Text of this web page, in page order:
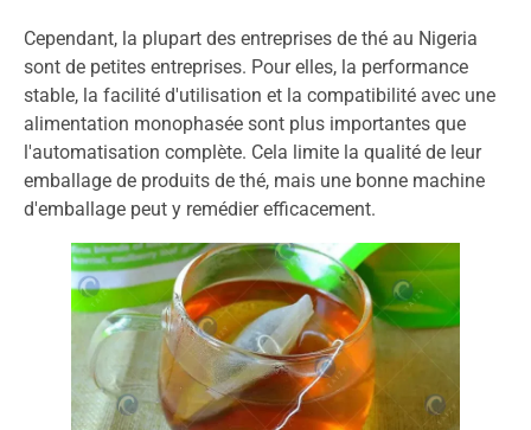
Cependant, la plupart des entreprises de thé au Nigeria
sont de petites entreprises. Pour elles, la performance
stable, la facilité d'utilisation et la compatibilité avec une
alimentation monophasée sont plus importantes que
l'automatisation complète. Cela limite la qualité de leur
emballage de produits de thé, mais une bonne machine
d'emballage peut y remédier efficacement.